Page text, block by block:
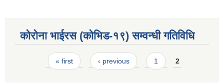
कोरोना भाईरस (कोभिड-१९) सम्वन्धी गतिविधि
Pages« first ‹ previous 1 2